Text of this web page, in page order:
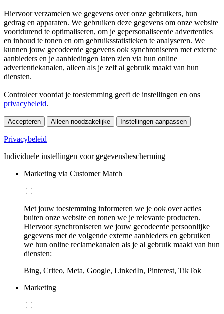
Hiervoor verzamelen we gegevens over onze gebruikers, hun
gedrag en apparaten. We gebruiken deze gegevens om onze website
voortdurend te optimaliseren, om je gepersonaliseerde advertenties
en inhoud te tonen en om gebruiksstatistieken te analyseren. We
kunnen jouw gecodeerde gegevens ook synchroniseren met externe
aanbieders en je aanbiedingen laten zien via hun online
advertentiekanalen, alleen als je zelf al gebruik maakt van hun
diensten.
Controleer voordat je toestemming geeft de instellingen en ons
privacybeleid.
Accepteren Alleen noodzakelijke Instellingen aanpassen
Privacybeleid
Individuele instellingen voor gegevensbescherming
Marketing via Customer Match
Met jouw toestemming informeren we je ook over acties
buiten onze website en tonen we je relevante producten.
Hiervoor synchroniseren we jouw gecodeerde persoonlijke
gegevens met de volgende externe aanbieders en gebruiken
we hun online reclamekanalen als je al gebruik maakt van hun
diensten:
Bing, Criteo, Meta, Google, LinkedIn, Pinterest, TikTok
Marketing